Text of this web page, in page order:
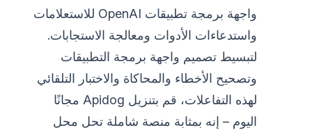
واجهة برمجة تطبيقات OpenAI للاستعلامات
واستدعاءات الأدوات ومعالجة الاستجابات.
لتبسيط تصميم واجهة برمجة التطبيقات
وتصحيح الأخطاء والمحاكاة والاختبار التلقائي
لهذه التفاعلات، قم بتنزيل Apidog مجانًا
اليوم – إنه بمثابة منصة شاملة تحل محل